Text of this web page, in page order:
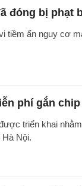
đóng bị phạt
tiềm ẩn nguy cơ
phí gắn chip
triển khai
Nội.